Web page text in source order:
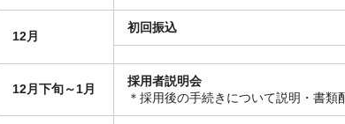
12月
初回振込
12月下旬～1月
採用者説明会
＊採用後の手続きについて説明・書類